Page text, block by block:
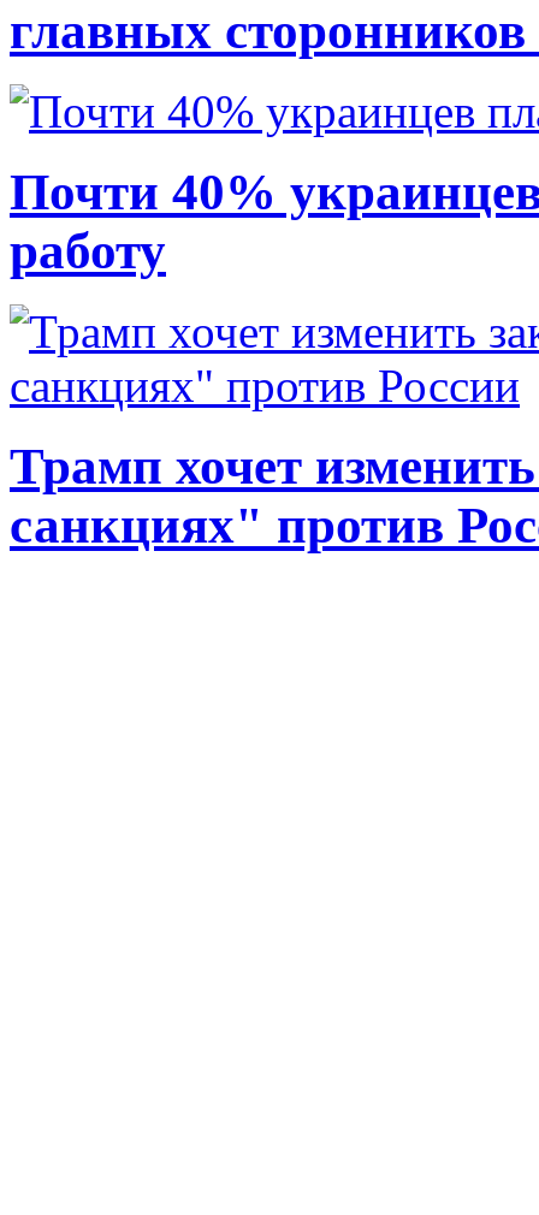
главных
Почти 40%
работу
Трамп хочет
санкциях" против